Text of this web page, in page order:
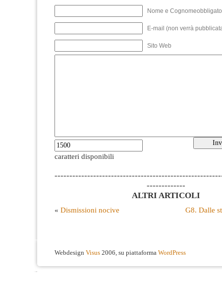
Nome e
E-mail (non verrà
Sito Web
caratteri disponibili
-------------
ALTRI ARTICOLI
« Dismissioni nocive G8. Dalle
Webdesign Visus 2006, su piattaforma WordPress